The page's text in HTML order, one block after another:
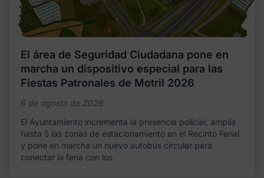
El área de Seguridad Ciudadana pone en
marcha un dispositivo especial para las
Fiestas Patronales de Motril 2026
6 de agosto de 2026
El Ayuntamiento incrementa la presencia policial, amplía
hasta 5 las zonas de estacionamiento en el Recinto Ferial
y pone en marcha un nuevo autobús circular para
conectar la feria con los